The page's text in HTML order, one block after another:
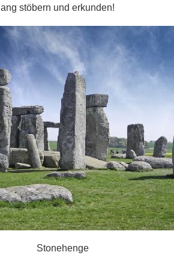
stöbern und erkunden!
Stonehenge